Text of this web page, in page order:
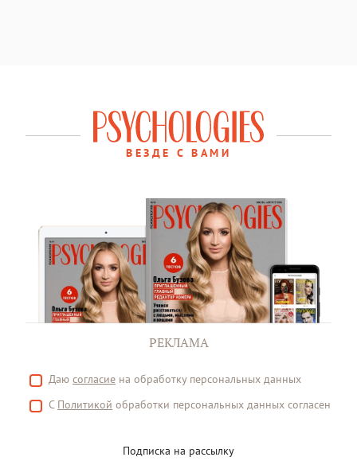
ВЕЗДЕ С ВАМИ
РЕКЛАМА
Даю согласие на обработку персональных данных
С Политикой обработки персональных данных согласен
Подписка на рассылку